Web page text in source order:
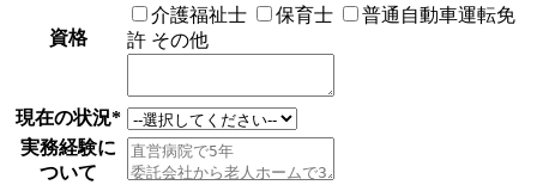
資格
介護福祉士
保育士
普通自動車運転免
許 その他
現在の状況*
実務経験に
ついて